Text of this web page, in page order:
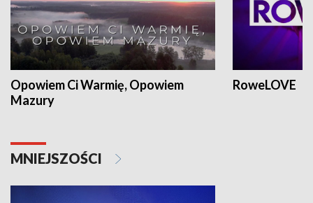
Opowiem Ci Warmię, Opowiem
Mazury
RoweLOVE
MNIEJSZOŚCI